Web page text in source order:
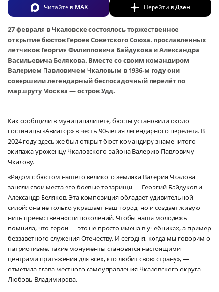
Читайте в MAX Перейти вДзен
27 февраля в Чкаловске состоялось торжественное
открытие бюстов Героев Советского Союза, прославленных
летчиков Георгия Филипповича Байдукова и Александра
Васильевича Белякова. Вместе со своим командиром
Валерием Павловичем Чкаловым в 1936‑м году они
совершили легендарный беспосадочный перелёт по
маршруту Москва — остров Удд.
Как сообщили в муниципалитете, бюсты установили около
гостиницы «Авиатор» в честь 90-летия легендарного перелета. В
2024 году здесь же был открыт бюст командиру знаменитого
экипажа уроженцу Чкаловского района Валерию Павловичу
Чкалову.
«Рядом с бюстом нашего великого земляка Валерия Чкалова
заняли свои места его боевые товарищи — Георгий Байдуков и
Александр Беляков. Эта композиция обладает удивительной
силой: она не только украшает наш город, но и создает живую
нить преемственности поколений. Чтобы наша молодежь
помнила, что герои — это не просто имена в учебниках, а пример
беззаветного служения Отечеству. И сегодня, когда мы говорим о
патриотизме, такие монументы становятся настоящими
центрами притяжения для всех, кто любит свою страну», —
отметила глава местного самоуправления Чкаловского округа
Любовь Владимирова.